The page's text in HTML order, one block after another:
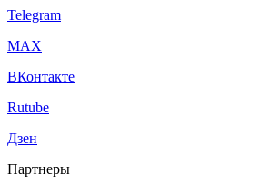
Telegram
МАХ
ВКонтакте
Rutube
Дзен
Партнеры